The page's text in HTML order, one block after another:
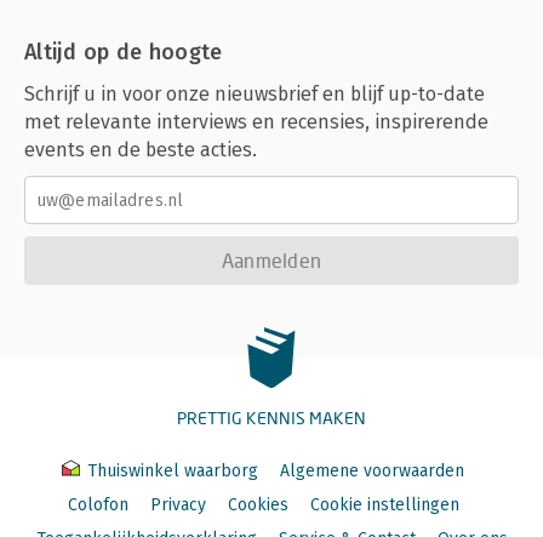
Altijd op de hoogte
Schrijf u in voor onze nieuwsbrief en blijf up-to-date
met relevante interviews en recensies, inspirerende
events en de beste acties.
Aanmelden
PRETTIG KENNIS MAKEN
Thuiswinkel waarborg
Algemene voorwaarden
Colofon
Privacy Cookies
Cookie instellingen